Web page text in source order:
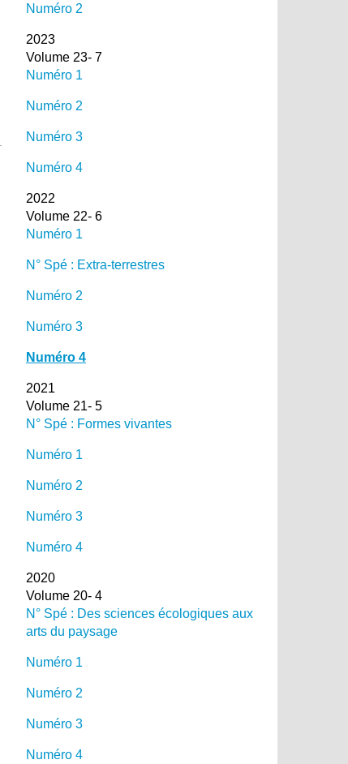
Numéro 2
2023
Volume 23- 7
Numéro 1
Numéro 2
Numéro 3
Numéro 4
2022
Volume 22- 6
Numéro 1
N° Spé : Extra-terrestres
Numéro 2
Numéro 3
Numéro 4
2021
Volume 21- 5
N° Spé : Formes vivantes
Numéro 1
Numéro 2
Numéro 3
Numéro 4
2020
Volume 20- 4
N° Spé : Des sciences écologiques aux
arts du paysage
Numéro 1
Numéro 2
Numéro 3
Numéro 4